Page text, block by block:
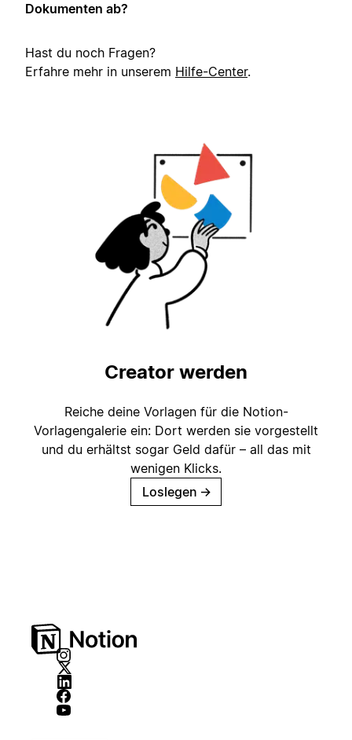
Dokumenten ab?
Hast du noch Fragen?
Erfahre mehr in unserem Hilfe-Center.
Creator werden
Reiche deine Vorlagen für die Notion-
Vorlagengalerie ein: Dort werden sie vorgestellt
und du erhältst sogar Geld dafür – all das mit
wenigen Klicks.
Loslegen →